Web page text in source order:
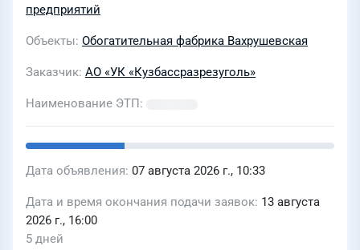
предприятий
Объекты Обогатительная фабрика Вахрушевская
Заказчик АО «УК «Кузбассразрезуголь»
Наименование ЭТП
Дата объявления 07 августа 2026 г., 10:33
Дата и время окончания подачи заявок 13 августа
2026 г., 16:00
5 дней